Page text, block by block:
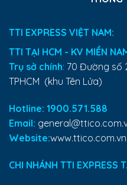
TTI EXPRESS VIỆT NAM:
TTI TẠI HCM - KV MIỀN
Trụ sở chính: 70 Đường số
TPHCM (khu Tên Lửa)
Hotline: 1900.571.588
Email:
Website:www.ttico.com.vn
CHI NHÁNH TTI EXPRESS